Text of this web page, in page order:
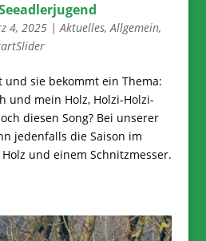
4, 2025|Aktuelles,Allgemein,
und sie bekommt ein Thema:
und mein Holz, Holzi-Holzi-
diesen Song? Bei unserer
jedenfalls die Saison im
und einem Schnitzmesser.